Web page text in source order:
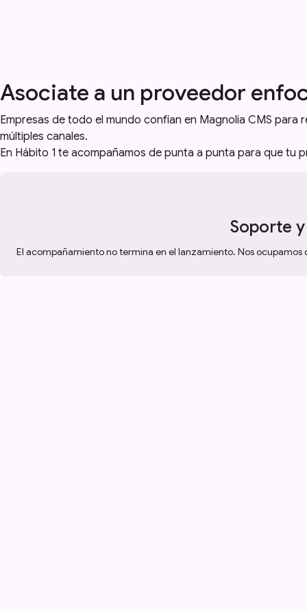
Asociate a un proveedor
Empresas de todo el mundo confían en Magnolia CMS
múltiples canales.
En Hábito 1 te acompañamos de punta a punta para que tu
Soporte
El acompañamiento no termina en el lanzamiento. Nos